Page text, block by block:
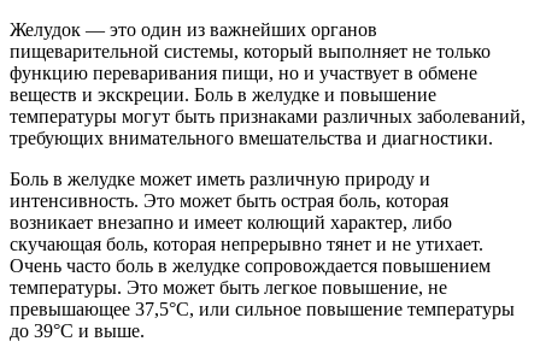
Желудок — это один из важнейших органов
пищеварительной системы, который выполняет не только
функцию переваривания пищи, но и участвует в обмене
веществ и экскреции. Боль в желудке и повышение
температуры могут быть признаками различных заболеваний,
требующих внимательного вмешательства и диагностики.
Боль в желудке может иметь различную природу и
интенсивность. Это может быть острая боль, которая
возникает внезапно и имеет колющий характер, либо
скучающая боль, которая непрерывно тянет и не утихает.
Очень часто боль в желудке сопровождается повышением
температуры. Это может быть легкое повышение, не
превышающее 37,5°C, или сильное повышение температуры
до 39°C и выше.